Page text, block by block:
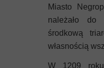
Miasto
należało do
środkową
własnością
W 1209